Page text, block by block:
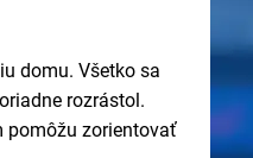
domu. Všetko sa
rozrástol.
pomôžu zorientovať